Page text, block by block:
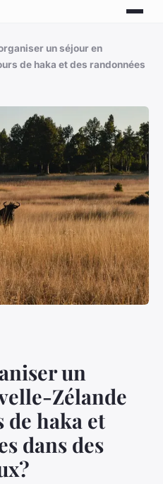
un séjour en
de haka et des randonnées
un
Zélande
de haka et
dans des